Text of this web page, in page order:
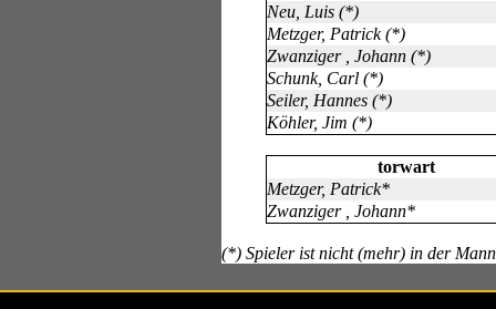
Neu, Luis (*)
Metzger, Patrick (*)
Zwanziger , Johann (*)
Schunk, Carl (*)
Seiler, Hannes (*)
Köhler, Jim (*)
torwart
Metzger, Patrick*
Zwanziger , Johann*
(*) Spieler ist nicht (mehr) in der